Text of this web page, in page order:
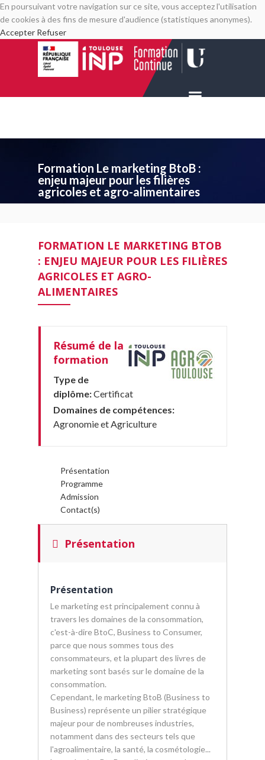
En poursuivant votre navigation sur ce site, vous acceptez l'utilisation
de cookies à des fins de mesure d'audience (statistiques anonymes).
Accepter Refuser
Formation Le marketing BtoB :
enjeu majeur pour les filières
agricoles et agro-alimentaires
FORMATION LE MARKETING BTOB
: ENJEU MAJEUR POUR LES FILIÈRES
AGRICOLES ET AGRO-
ALIMENTAIRES
Résumé de la
formation
Type de
diplôme:Certificat
Domaines de compétences:
Agronomie et Agriculture
Présentation
Programme
Admission
Contact(s)
Présentation
Présentation
Le marketing est principalement connu à
travers les domaines de la consommation,
c'est-à-dire BtoC, Business to Consumer,
parce que nous sommes tous des
consommateurs, et la plupart des livres de
marketing sont basés sur le domaine de la
consommation.
Cependant, le marketing BtoB (Business to
Business) représente un pilier stratégique
majeur pour de nombreuses industries,
notamment dans des secteurs tels que
l'agroalimentaire, la santé, la cosmétologie...